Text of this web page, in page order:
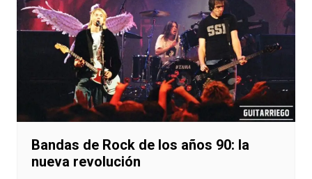
Bandas de Rock de los años 90: la
nueva revolución